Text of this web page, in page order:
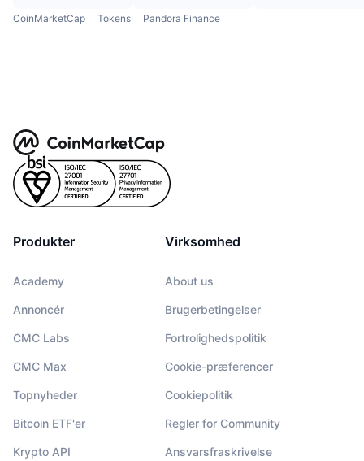
CoinMarketCap Tokens Pandora Finance
Produkter
Academy
Annoncér
CMC Labs
CMC Max
Topnyheder
Bitcoin ETF'er
Krypto API
Virksomhed
About us
Brugerbetingelser
Fortrolighedspolitik
Cookie-præferencer
Cookiepolitik
Regler for Community
Ansvarsfraskrivelse